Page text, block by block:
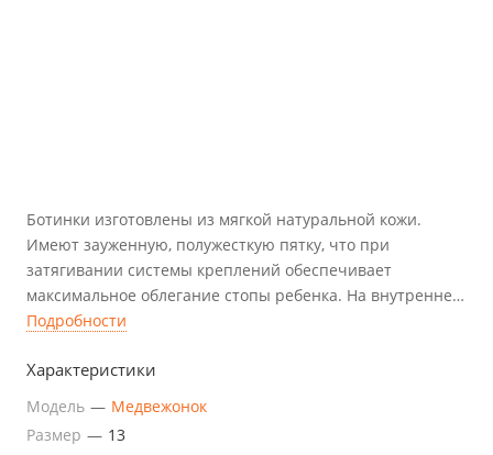
Ботинки изготовлены из мягкой натуральной кожи.
Имеют зауженную, полужесткую пятку, что при
затягивании системы креплений обеспечивает
максимальное облегание стопы ребенка. На внутренней
стороне пятки имеется широкое смотровое отверстие,
ботинке при носке.
Подробности
Характеристики
Модель — Медвежонок
Размер — 13